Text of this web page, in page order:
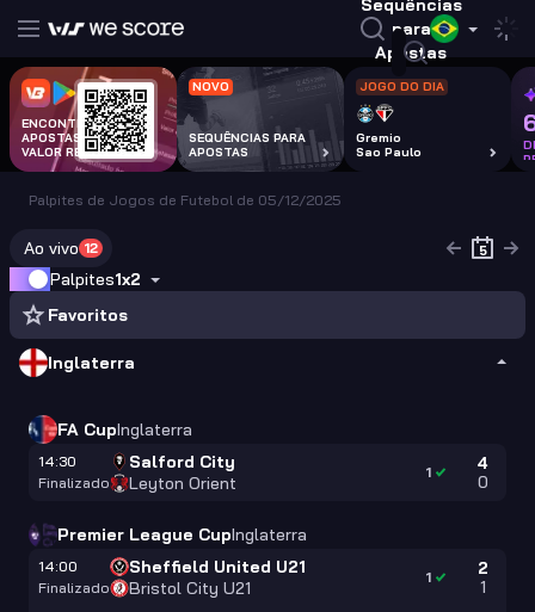
Sequências
para
Apostas
ENCONTRA
APOSTAS COM
VALOR REAL
NOVO
SEQUÊNCIAS PARA
APOSTAS
JOGO DO DIA
Gremio
Sao Paulo
Palpites de Jogos de Futebol de 05/12/2025
Ao vivo 12
Palpites1x2
Favoritos
Inglaterra
FA CupInglaterra
14:30
Finalizado
Salford City
Leyton Orient
4
0
1
Premier League CupInglaterra
14:00
Finalizado
Sheffield United U21
Bristol City U21
2
1
1